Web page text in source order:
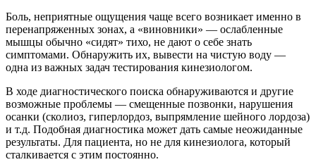
Боль, неприятные ощущения чаще всего возникает именно в
перенапряженных зонах, а «виновники» — ослабленные
мышцы обычно «сидят» тихо, не дают о себе знать
симптомами. Обнаружить их, вывести на чистую воду —
одна из важных задач тестирования кинезиологом.
В ходе диагностического поиска обнаруживаются и другие
возможные проблемы — смещенные позвонки, нарушения
осанки (сколиоз, гиперлордоз, выпрямление шейного лордоза)
и т.д. Подобная диагностика может дать самые неожиданные
результаты. Для пациента, но не для кинезиолога, который
сталкивается с этим постоянно.